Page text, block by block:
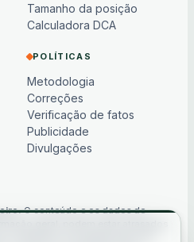
Tamanho da posição
Calculadora DCA
POLÍTICAS
Metodologia
Correções
Verificação de fatos
Publicidade
Divulgações
O conteúdo e os dados de
geral, podem estar atrasados
constituem aconselhamento de